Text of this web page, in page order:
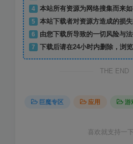
4
本站所有资源为网络搜集而来
5
本站下载者对资源方造成的损
6
由您下载所导致的一切风险与
7
下载后请在24小时内删除，浏
THE END
巨魔专区 应用 游
喜欢就支持一